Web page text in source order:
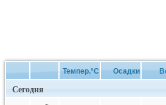
Темпер.°C Осадки
Сегодня